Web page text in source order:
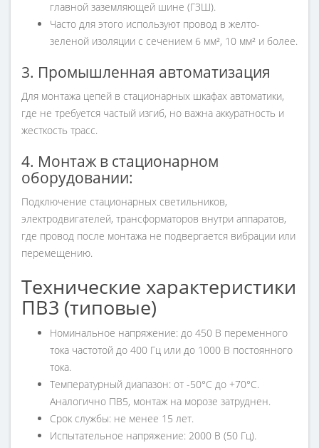
главной заземляющей шине (ГЗШ).
Часто для этого используют провод в желто-
зеленой изоляции с сечением 6 мм², 10 мм² и более.
3. Промышленная автоматизация
Для монтажа цепей в стационарных шкафах автоматики,
где не требуется частый изгиб, но важна аккуратность и
жесткость трасс.
4. Монтаж в стационарном
оборудовании:
Подключение стационарных светильников,
электродвигателей, трансформаторов внутри аппаратов,
где провод после монтажа не подвергается вибрации или
перемещению.
Технические характеристики
ПВ3 (типовые)
Номинальное напряжение: до 450 В переменного
тока частотой до 400 Гц или до 1000 В постоянного
тока.
Температурный диапазон: от -50°C до +70°C.
Аналогично ПВ5, монтаж на морозе затруднен.
Срок службы: не менее 15 лет.
Испытательное напряжение: 2000 В (50 Гц).